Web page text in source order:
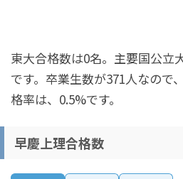
東大合格数は0名。主要国公立
です。卒業生数が371人なので
格率は、0.5%です。
早慶上理合格数